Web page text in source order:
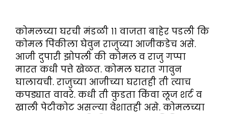
कोमलच्या घरची मंडळी ११ वाजता बाहेर पडली कि
कोमल पिंकीला घेवुन राजुच्या आजीकडेच असे.
आजी दुपारी झोपली की कोमल व राजु गप्पा
मारत कधी पत्ते खेळत. कोमल घरात गावुन
घालायची. राजुच्या आजीच्या घरातही ती त्याच
कपड्यात वावरे. कधी ती कुडता किंवा लूज शर्ट व
खाली पेटीकोट असल्या वेशातही असे. कोमलच्या